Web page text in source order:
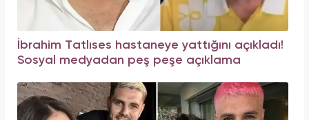
İbrahim Tatlıses hastaneye yattığını açıkladı!
Sosyal medyadan peş peşe açıklama